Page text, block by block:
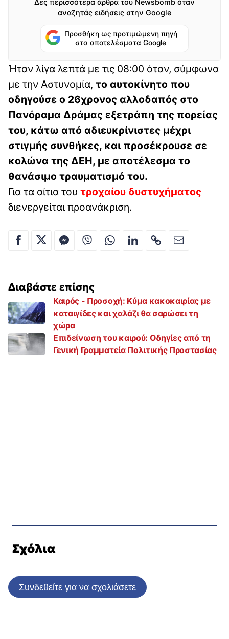
αναζητάς ειδήσεις στην Google
Προσθήκη ως προτιμώμενη πηγή
στα αποτελέσματα Google
Ήταν λίγα λεπτά με τις 08:00 όταν, σύμφωνα
με την Αστυνομία, το αυτοκίνητο που
οδηγούσε ο 26χρονος αλλοδαπός στο
Πανόραμα Δράμας εξετράπη της πορείας
του, κάτω από αδιευκρίνιστες μέχρι
στιγμής συνθήκες, και προσέκρουσε σε
κολώνα της ΔΕΗ, με αποτέλεσμα το
θανάσιμο τραυματισμό του.
Για τα αίτια του τροχαίου δυστυχήματος
διενεργείται προανάκριση.
Διαβάστε επίσης
Καιρός - Προσοχή: Κύμα κακοκαιρίας με
καταιγίδες και χαλάζι θα σαρώσει τη
χώρα
Επιδείνωση του καιρού: Οδηγίες από τη
Γενική Γραμματεία Πολιτικής Προστασίας
Σχόλια
Συνδεθείτε για να σχολιάσετε